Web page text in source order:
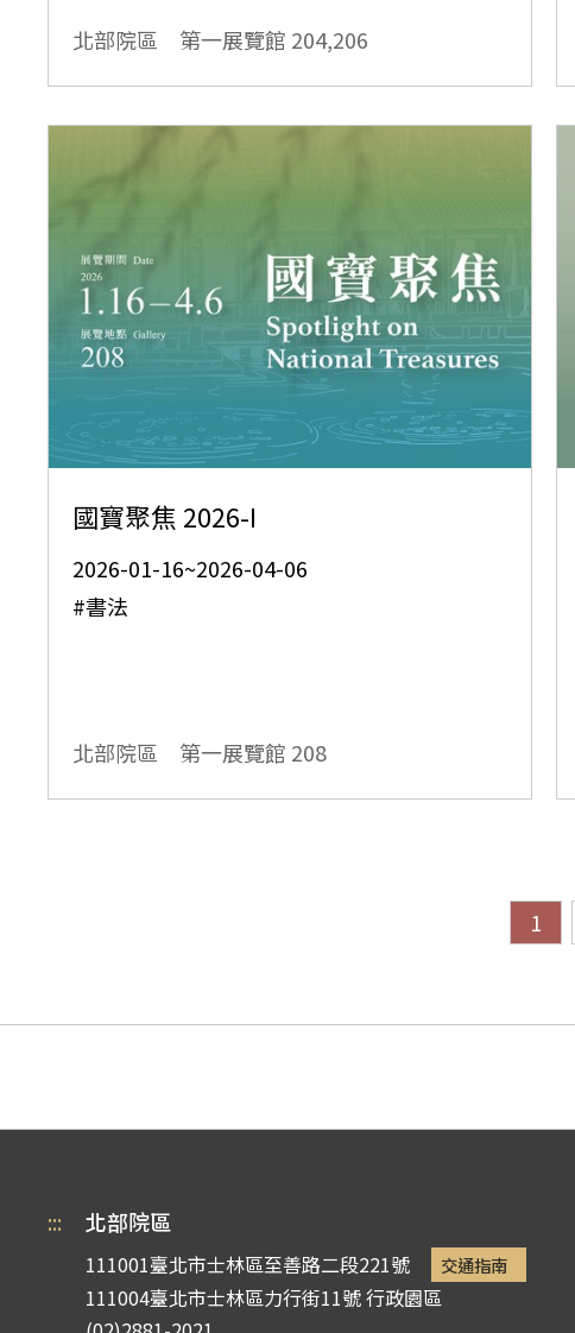
北部院區 第一展覽館 204,206
國寶聚焦 2026-I
2026-01-16~2026-04-06
#書法
北部院區 第一展覽館 208
1
::: 北部院區
111001臺北市士林區至善路二段221號 交通指南
111004臺北市士林區力行街11號行政園區